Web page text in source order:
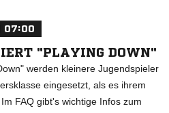
07:00
"PLAYING DOWN"
werden kleinere Jugendspieler
eingesetzt, als es ihrem
FAQ gibt's wichtige Infos zum